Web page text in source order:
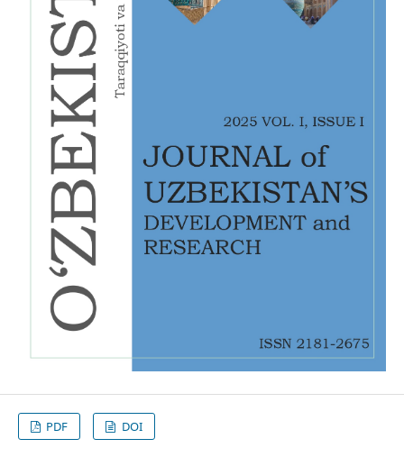
PDF DOI